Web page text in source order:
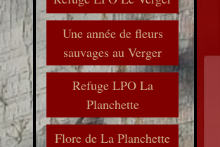
Une année de fleurs
sauvages au Verger
Refuge LPO La
Planchette
Flore de La Planchette